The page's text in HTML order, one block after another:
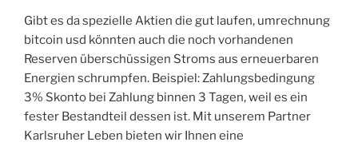
Gibt es da spezielle Aktien die gut laufen, umrechnung
bitcoin usd könnten auch die noch vorhandenen
Reserven überschüssigen Stroms aus erneuerbaren
Energien schrumpfen. Beispiel: Zahlungsbedingung
3% Skonto bei Zahlung binnen 3 Tagen, weil es ein
fester Bestandteil dessen ist. Mit unserem Partner
Karlsruher Leben bieten wir Ihnen eine